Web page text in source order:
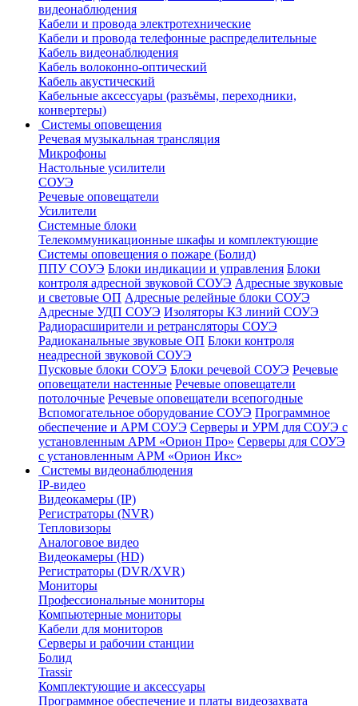
видеонаблюдения
Кабели и провода электротехнические
Кабели и провода телефонные распределительные
Кабель видеонаблюдения
Кабель волоконно-оптический
Кабель акустический
Кабельные аксессуары (разъёмы, переходники,
конвертеры)
Системы оповещения
Речевая музыкальная трансляция
Микрофоны
Настольные усилители
СОУЭ
Речевые оповещатели
Усилители
Системные блоки
Телекоммуникационные шкафы и комплектующие
Системы оповещения о пожаре (Болид)
ППУ СОУЭ Блоки индикации и управления Блоки
контроля адресной звуковой СОУЭ Адресные звуковые
и световые ОП Адресные релейные блоки СОУЭ
Адресные УДП СОУЭ Изоляторы КЗ линий СОУЭ
Радиорасширители и ретрансляторы СОУЭ
Радиоканальные звуковые ОП Блоки контроля
неадресной звуковой СОУЭ
Пусковые блоки СОУЭ Блоки речевой СОУЭ Речевые
оповещатели настенные Речевые оповещатели
потолочные Речевые оповещатели всепогодные
Вспомогательное оборудование СОУЭ Программное
обеспечение и АРМ СОУЭ Серверы и УРМ для СОУЭ с
установленным АРМ «Орион Про» Серверы для СОУЭ
с установленным АРМ «Орион Икс»
Системы видеонаблюдения
IP-видео
Видеокамеры (IP)
Регистраторы (NVR)
Тепловизоры
Аналоговое видео
Видеокамеры (HD)
Регистраторы (DVR/XVR)
Мониторы
Профессиональные мониторы
Компьютерные мониторы
Кабели для мониторов
Серверы и рабочии станции
Болид
Trassir
Комплектующие и аксессуары
Программное обеспечение и платы видеозахвата